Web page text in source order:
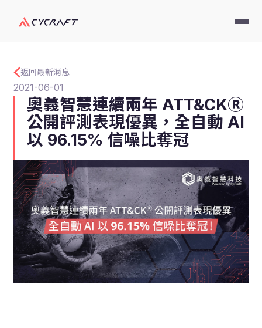
返回最新消息
2021-06-01
奧義智慧連續兩年 ATT&CKⓇ
公開評測表現優異，全自動 AI
以 96.15% 信噪比奪冠